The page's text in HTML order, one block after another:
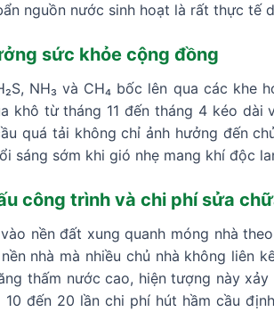
nguồn nước sinh hoạt là rất thực tế
sức khỏe cộng đồng
NH₃ và CH₄ bốc lên qua các
khô từ tháng 11 đến tháng 4 kéo
quá tải không chỉ ảnh hưởng đến
sáng sớm khi gió nhẹ mang khí độc
công trình và chi phí sửa
nền đất xung quanh móng nhà
nhà mà nhiều chủ nhà không liên
thấm nước cao, hiện tượng này
đến 20 lần chi phí hút hầm cầu